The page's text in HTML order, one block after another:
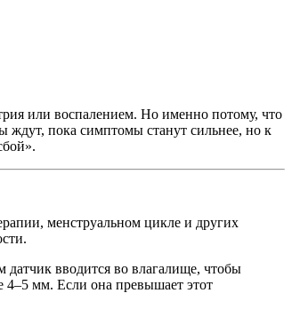
или воспалением. Но именно потому, что
пока симптомы станут сильнее, но к
менструальном цикле и других
вводится во влагалище, чтобы
4–5 мм. Если она превышает этот